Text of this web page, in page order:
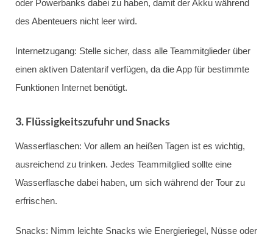
oder Powerbanks dabei zu haben, damit der Akku während
des Abenteuers nicht leer wird.
Internetzugang: Stelle sicher, dass alle Teammitglieder über
einen aktiven Datentarif verfügen, da die App für bestimmte
Funktionen Internet benötigt.
3. Flüssigkeitszufuhr und Snacks
Wasserflaschen: Vor allem an heißen Tagen ist es wichtig,
ausreichend zu trinken. Jedes Teammitglied sollte eine
Wasserflasche dabei haben, um sich während der Tour zu
erfrischen.
Snacks: Nimm leichte Snacks wie Energieriegel, Nüsse oder